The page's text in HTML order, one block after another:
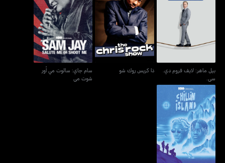
بيل ماهر: لايف فروم دي.
سي.
بيل ماهر: لايف فروم دي.
سي.
ذا كريس روك شو
ذا كريس روك شو
سام جاي: سالوت مي أور
شوت مي
سام جاي: سالوت مي أور
شوت مي
تشيلين آيلاند